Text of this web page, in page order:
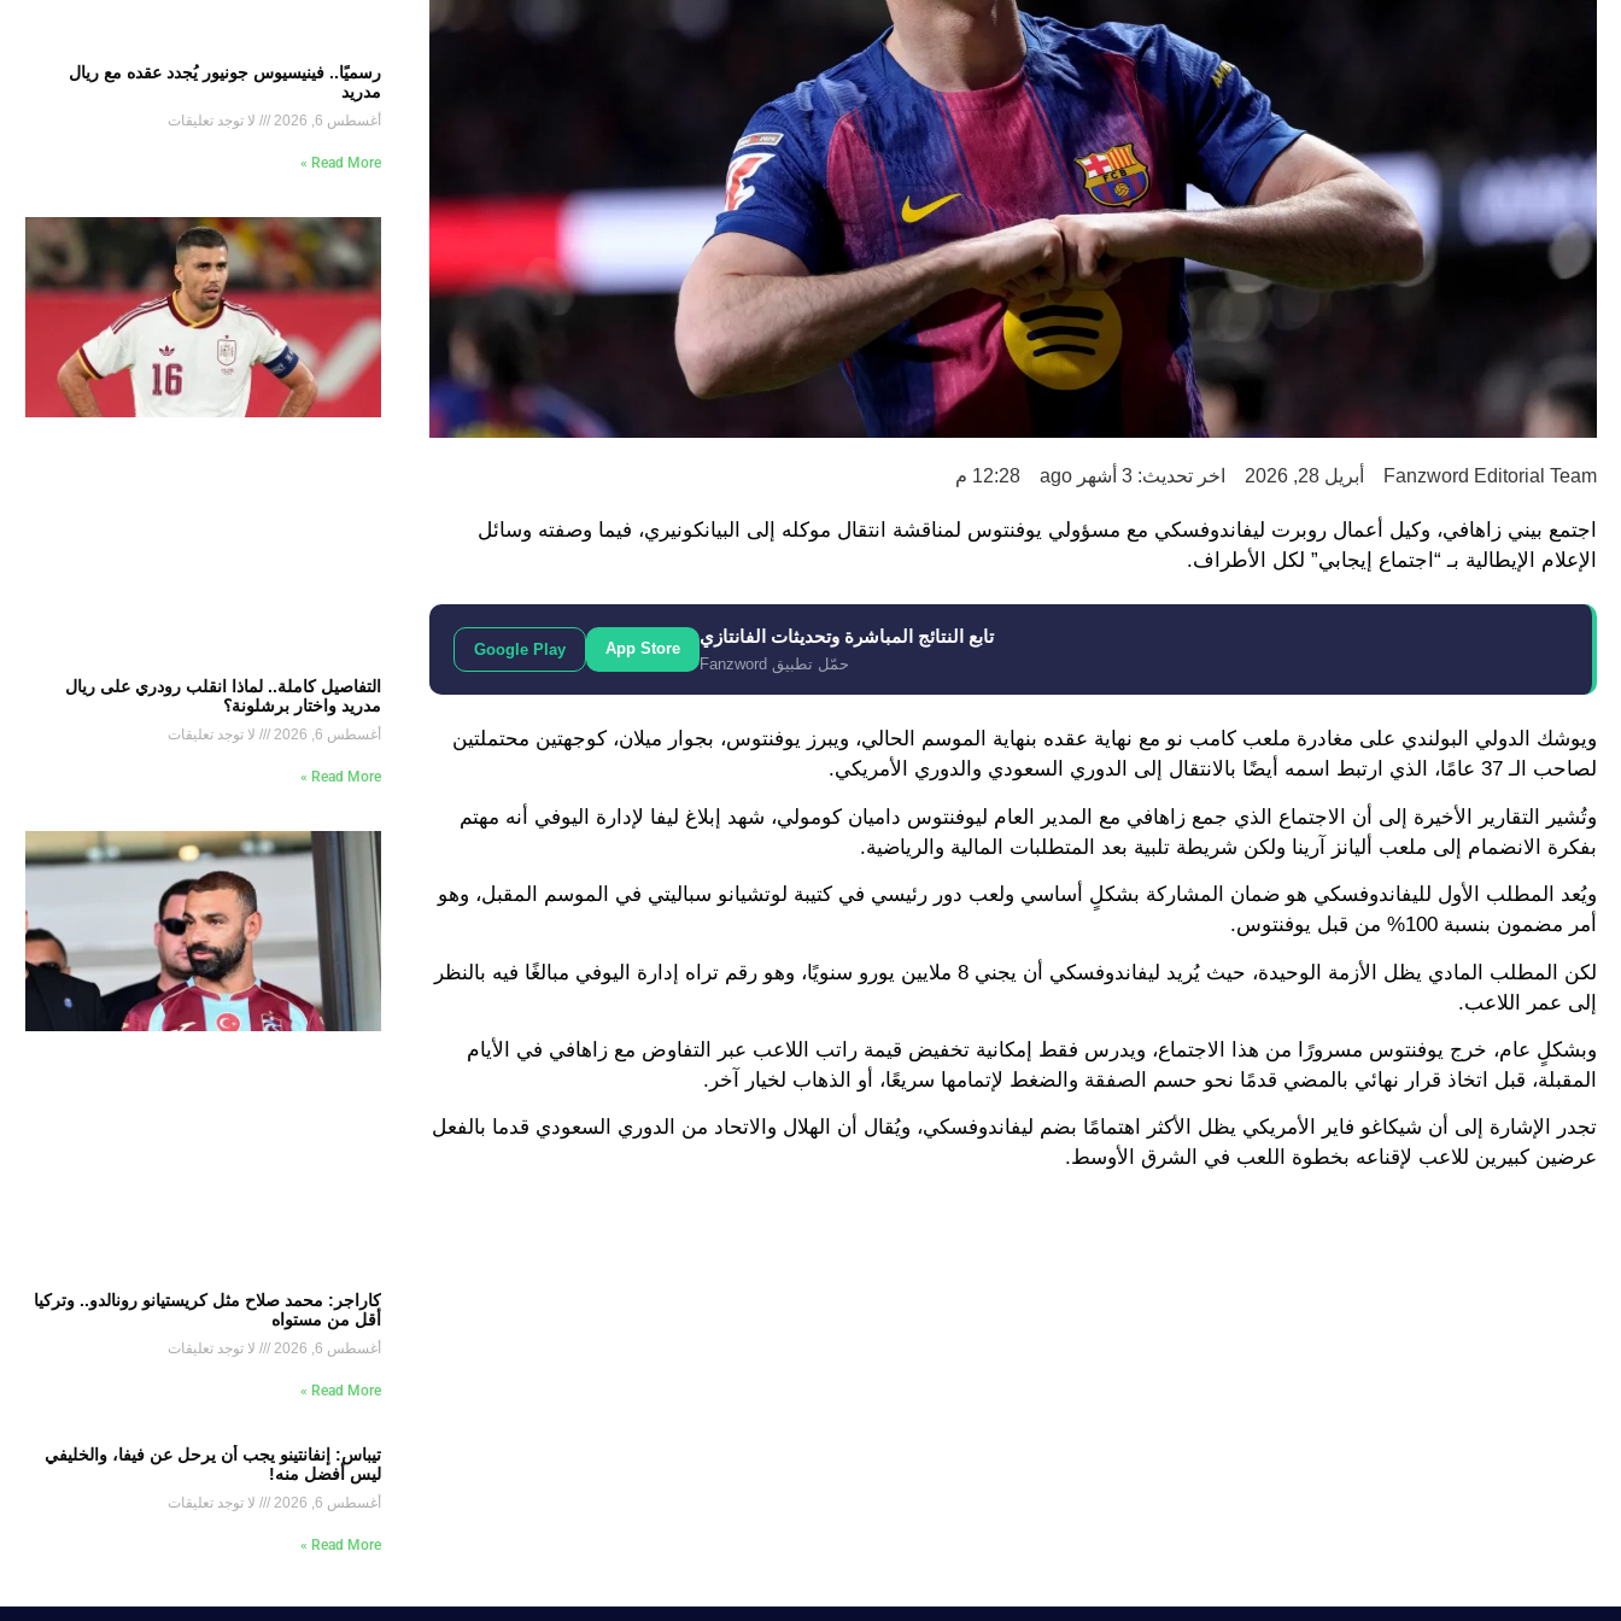
Fanzword Editorial Team أبريل 28, 2026 اخر تحديث: 3 أشهر ago 12:28 م
اجتمع بيني زاهافي، وكيل أعمال روبرت ليفاندوفسكي مع مسؤولي يوفنتوس لمناقشة انتقال موكله إلى البيانكونيري، فيما وصفته وسائل
الإعلام الإيطالية بـ “اجتماع إيجابي” لكل الأطراف.
تابع النتائج المباشرة وتحديثات الفانتازي
حمّل تطبيق Fanzword
App Store
Google Play
ويوشك الدولي البولندي على مغادرة ملعب كامب نو مع نهاية عقده بنهاية الموسم الحالي، ويبرز يوفنتوس، بجوار ميلان، كوجهتين محتملتين
لصاحب الـ 37 عامًا، الذي ارتبط اسمه أيضًا بالانتقال إلى الدوري السعودي والدوري الأمريكي.
وتُشير التقارير الأخيرة إلى أن الاجتماع الذي جمع زاهافي مع المدير العام ليوفنتوس داميان كومولي، شهد إبلاغ ليفا لإدارة اليوفي أنه مهتم
بفكرة الانضمام إلى ملعب أليانز آرينا ولكن شريطة تلبية بعد المتطلبات المالية والرياضية.
ويُعد المطلب الأول لليفاندوفسكي هو ضمان المشاركة بشكلٍ أساسي ولعب دور رئيسي في كتيبة لوتشيانو سباليتي في الموسم المقبل، وهو
أمر مضمون بنسبة 100% من قبل يوفنتوس.
لكن المطلب المادي يظل الأزمة الوحيدة، حيث يُريد ليفاندوفسكي أن يجني 8 ملايين يورو سنويًا، وهو رقم تراه إدارة اليوفي مبالغًا فيه بالنظر
إلى عمر اللاعب.
وبشكلٍ عام، خرج يوفنتوس مسرورًا من هذا الاجتماع، ويدرس فقط إمكانية تخفيض قيمة راتب اللاعب عبر التفاوض مع زاهافي في الأيام
المقبلة، قبل اتخاذ قرار نهائي بالمضي قدمًا نحو حسم الصفقة والضغط لإتمامها سريعًا، أو الذهاب لخيار آخر.
تجدر الإشارة إلى أن شيكاغو فاير الأمريكي يظل الأكثر اهتمامًا بضم ليفاندوفسكي، ويُقال أن الهلال والاتحاد من الدوري السعودي قدما بالفعل
عرضين كبيرين للاعب لإقناعه بخطوة اللعب في الشرق الأوسط.
رسميًا.. فينيسيوس جونيور يُجدد عقده مع ريال
مدريد
أغسطس 6, 2026 لا توجد تعليقات
Read More »
التفاصيل كاملة.. لماذا انقلب رودري على ريال
مدريد واختار برشلونة؟
أغسطس 6, 2026 لا توجد تعليقات
Read More »
كاراجر: محمد صلاح مثل كريستيانو رونالدو.. وتركيا
أقل من مستواه
أغسطس 6, 2026 لا توجد تعليقات
Read More »
تيباس: إنفانتينو يجب أن يرحل عن فيفا، والخليفي
ليس أفضل منه!
أغسطس 6, 2026 لا توجد تعليقات
Read More »